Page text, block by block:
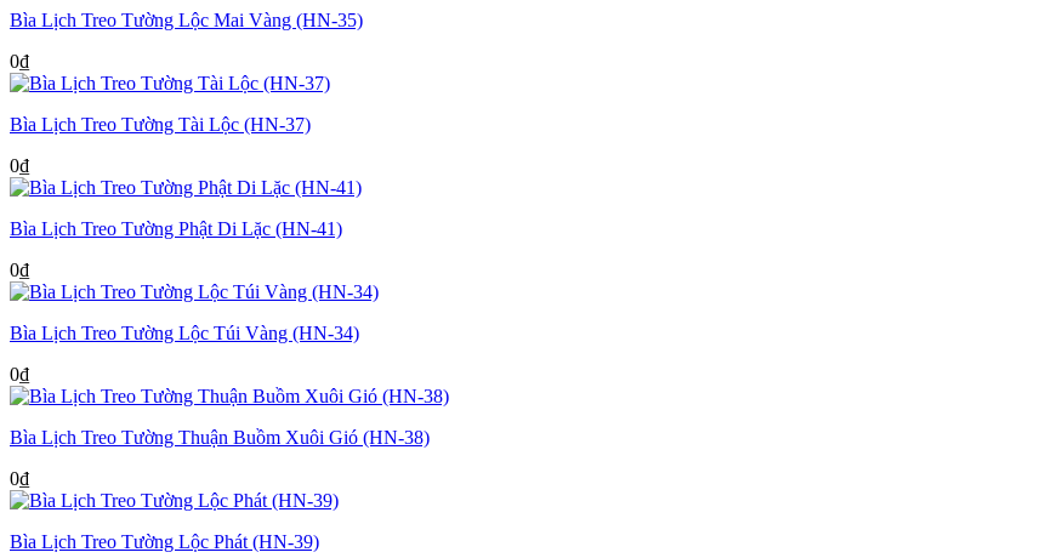
Bìa Lịch Treo Tường Lộc Mai Vàng (HN-35)
0₫
Bìa Lịch Treo Tường Tài Lộc (HN-37)
0₫
Bìa Lịch Treo Tường Phật Di Lặc (HN-41)
0₫
Bìa Lịch Treo Tường Lộc Túi Vàng (HN-34)
0₫
Bìa Lịch Treo Tường Thuận Buồm Xuôi Gió (HN-38)
0₫
Bìa Lịch Treo Tường Lộc Phát (HN-39)